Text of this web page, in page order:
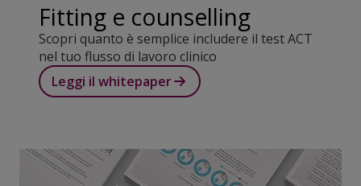
Fitting e counselling
Scopri quanto è semplice includere il test ACT
nel tuo flusso di lavoro clinico
Leggi il whitepaper